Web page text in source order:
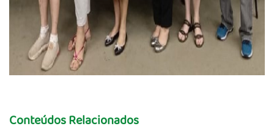
Conteúdos Relacionados